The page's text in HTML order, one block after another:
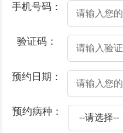
手机号码：
验证码：
预约日期：
预约病种：